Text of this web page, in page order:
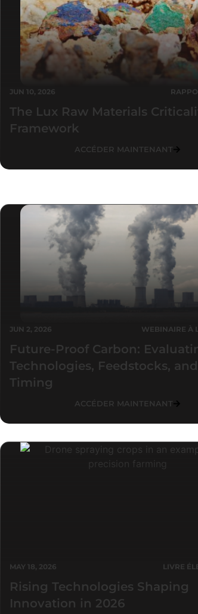
JUN 10, 2026
The Lux Raw Materials
Framework
ACCÉDER MAINTENANT
JUN 2, 2026 WEBINAIRE À
Future-Proof Carbon:
Technologies, Feedstocks,
Timing
ACCÉDER MAINTENANT
MAY 18, 2026 LIVRE
Rising Technologies Shaping
Innovation in 2026